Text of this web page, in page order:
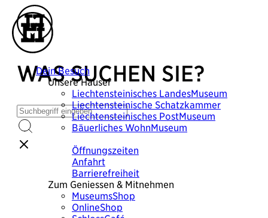
Dein Besuch
Unsere Häuser
Liechtensteinisches LandesMuseum
Liechtensteinische Schatzkammer
Liechtensteinisches PostMuseum
Bäuerliches WohnMuseum
Öffnungszeiten
Anfahrt
Barrierefreiheit
Zum Geniessen & Mitnehmen
MuseumsShop
OnlineShop
WAS SUCHEN SIE?